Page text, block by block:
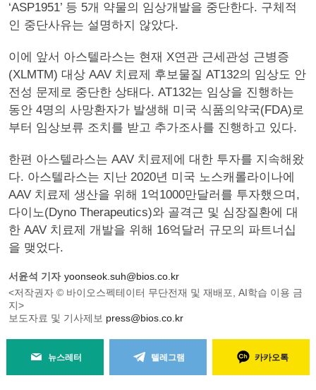
‘ASP1951’ 등 5개 약물의 임상개발을 중단한다. 구체적
인 중단사유는 설명하지 않았다.
이에 앞서 아스텔라스는 현재 X연관 근세관성 근병증
(XLMTM) 대상 AAV 치료제 후보물질 AT132의 임상도 안
전성 문제로 중단한 상태다. AT132는 임상을 진행하는
동안 4명의 사망환자가 발생해 미국 식품의약국(FDA)로
부터 임상보류 조치를 받고 추가조사를 진행하고 있다.
한편 아스텔라스는 AAV 치료제에 대한 투자를 지속해왔
다. 아스텔라스는 지난 2020년 미국 노스캐롤라이나에
AAV 치료제 생산을 위해 1억1000만달러를 투자했으며,
다이노(Dyno Therapeutics)와 골격근 및 심장질환에 대
한 AAV 치료제 개발을 위해 16억달러 규모의 파트너십
을 맺었다.
서윤석 기자 yoonseok.suh@bios.co.kr
<저작권자 © 바이오스펙테이터 무단전재 및 재배포, AI학습 이용 금
지>
보도자료 및 기사제보 press@bios.co.kr
뉴스레터 텔레그램 카카오톡